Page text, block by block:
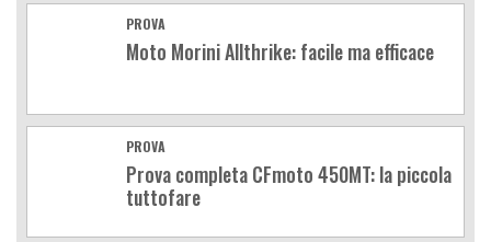
PROVA
Moto Morini Allthrike: facile ma efficace
PROVA
Prova completa CFmoto 450MT: la piccola
tuttofare